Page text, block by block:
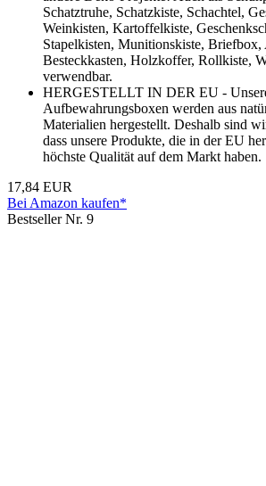
Schatztruhe, Schatzkiste, Schachtel,
Weinkisten, Kartoffelkiste,
Stapelkisten, Munitionskiste, Briefbox,
Besteckkasten, Holzkoffer, Rollkiste,
verwendbar.
HERGESTELLT IN DER EU -
Aufbewahrungsboxen werden aus
Materialien hergestellt. Deshalb sind
dass unsere Produkte, die in der EU
höchste Qualität auf dem Markt haben.
17,84 EUR
Bei Amazon kaufen*
Bestseller Nr. 9